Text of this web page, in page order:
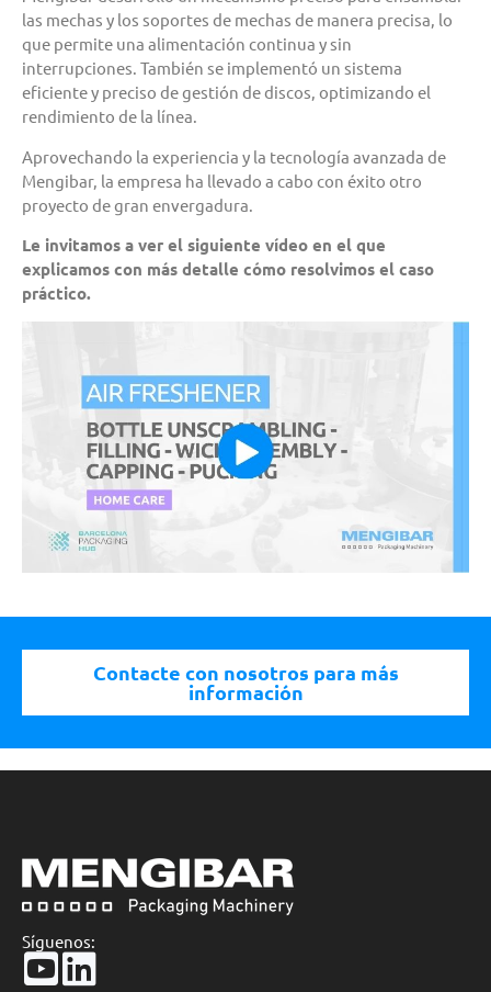
las mechas y los soportes de mechas de manera precisa, lo
que permite una alimentación continua y sin
interrupciones. También se implementó un sistema
eficiente y preciso de gestión de discos, optimizando el
rendimiento de la línea.
Aprovechando la experiencia y la tecnología avanzada de
Mengibar, la empresa ha llevado a cabo con éxito otro
proyecto de gran envergadura.
Le invitamos a ver el siguiente vídeo en el que
explicamos con más detalle cómo resolvimos el caso
práctico.
Contacte con nosotros para más
información
Síguenos: